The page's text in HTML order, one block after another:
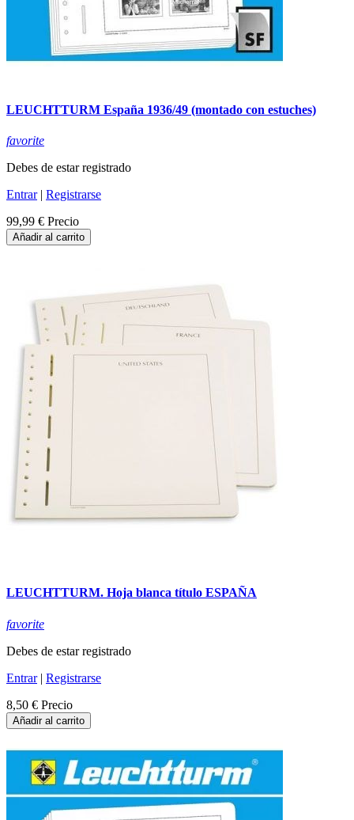
LEUCHTTURM España 1936/49 (montado con estuches)
favorite
Debes de estar registrado
Entrar| Registrarse
99,99 € Precio
Añadir al carrito
LEUCHTTURM. Hoja blanca título ESPAÑA
favorite
Debes de estar registrado
Entrar| Registrarse
8,50 € Precio
Añadir al carrito